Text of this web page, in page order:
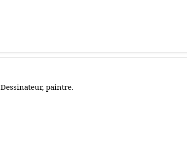
Dessinateur, paintre.